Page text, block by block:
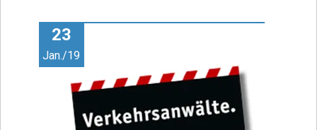
23
Jan./19